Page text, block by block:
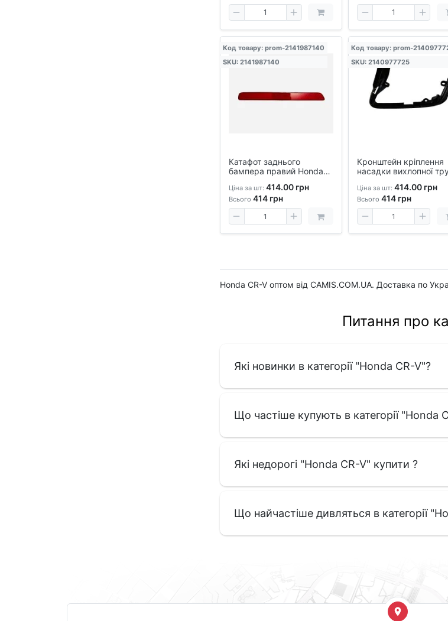
Катафот заднього
бампера правий Honda
Код товару: prom-2141987140
SKU: 2141987140
Ціна за шт: 414.00 грн
Всього 414грн
Кронштейн кріплення
насадки вихлопної
24
Код товару: prom-
SKU: 2140977725
Ціна за шт: 414.00 грн
Всього 414 грн
Honda CR-V оптом від CAMIS.COM.UA. Доставка по
Питання про
Які новинки в категорії "Honda CR-V"?
Що частіше купують в категорії "Honda
Які недорогі "Honda CR-V" купити ?
Що найчастіше дивляться в категорії